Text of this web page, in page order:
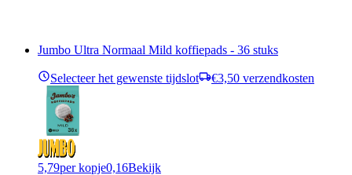
Jumbo Ultra Normaal Mild koffiepads - 36 stuks
Selecteer het gewenste tijdslot €3,50 verzendkosten
5,79per kopje0,16Bekijk